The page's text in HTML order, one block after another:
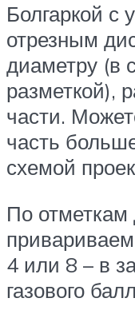
Болгаркой с
отрезным
диаметру (в
разметкой),
части.
часть
схемой
По отметкам
4 или 8 – в
газового